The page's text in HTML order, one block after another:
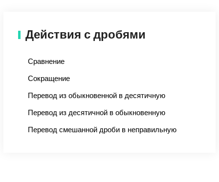
Действия с дробями
Сравнение
Сокращение
Перевод из обыкновенной в десятичную
Перевод из десятичной в обыкновенную
Перевод смешанной дроби в неправильную